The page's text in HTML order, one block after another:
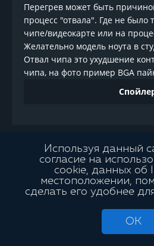
Перегрев может быть
процесс "отвала". Где не было
чипе/видеокарте или на
Желательно модель ноута в
Отвал чипа это ухудшение
чипа, на фото пример BGA
Пользователи онлайн115
пользователя ( 14 сен 2021 )
Используя данный
согласие на
cookie, данных об
местоположении,
сделать его удобнее
OK